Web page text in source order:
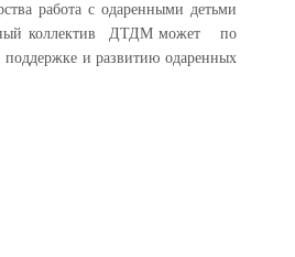
работа с одаренными детьми
коллектив ДТДМ может по
поддержке и развитию одаренных